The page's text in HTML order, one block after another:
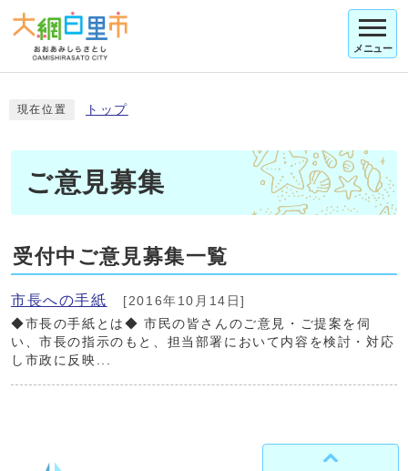
メニュー
現在位置 トップ
ご意見募集
受付中ご意見募集一覧
市長への手紙
[2016年10月14日]
◆市長の手紙とは◆ 市民の皆さんのご意見・ご提案を伺
い、市長の指示のもと、担当部署において内容を検討・対応
し市政に反映...